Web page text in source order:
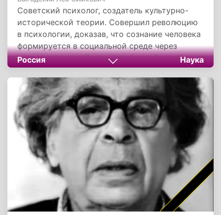
Советский психолог, создатель культурно-
исторической теории. Совершил революцию
в психологии, доказав, что сознание человека
формируется в социальной среде через
культуру и речь. Его идеи о "зоне ближайшего
развития" изменили мировую педагогику.
Несмотря на раннюю смерть и забвение, его
наследие стало основой современной
образовательной практики и психологии
развития.
Россия Наука